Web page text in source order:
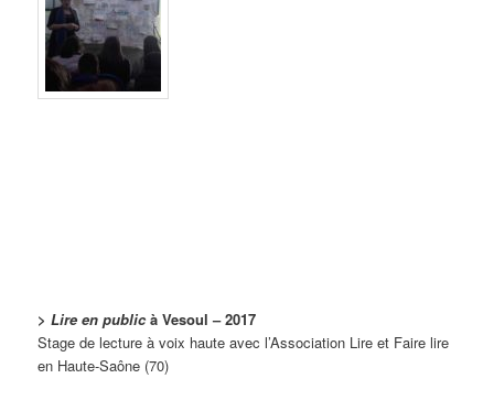
>Lire en publicà Vesoul – 2017
Stage de lecture à voix haute avec l’Association Lire et Faire lire
en Haute-Saône (70)